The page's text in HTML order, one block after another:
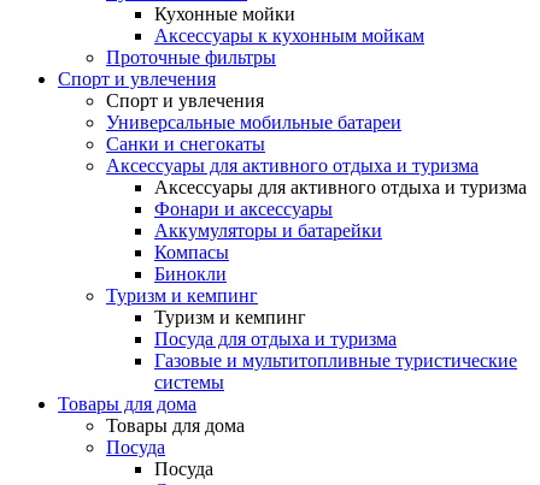
Кухонные мойки
Аксессуары к кухонным мойкам
Проточные фильтры
Спорт и увлечения
Спорт и увлечения
Универсальные мобильные батареи
Санки и снегокаты
Аксессуары для активного отдыха и туризма
Аксессуары для активного отдыха и туризма
Фонари и аксессуары
Аккумуляторы и батарейки
Компасы
Бинокли
Туризм и кемпинг
Туризм и кемпинг
Посуда для отдыха и туризма
Газовые и мультитопливные туристические
системы
Товары для дома
Товары для дома
Посуда
Посуда